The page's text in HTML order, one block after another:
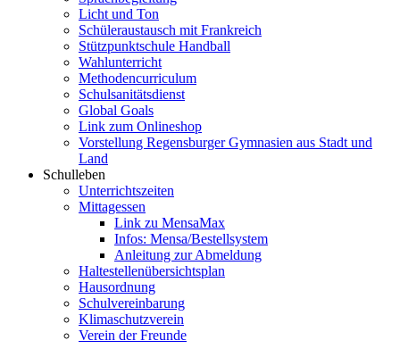
Licht und Ton
Schüleraustausch mit Frankreich
Stützpunktschule Handball
Wahlunterricht
Methodencurriculum
Schulsanitätsdienst
Global Goals
Link zum Onlineshop
Vorstellung Regensburger Gymnasien aus Stadt und
Land
Schulleben
Unterrichtszeiten
Mittagessen
Link zu MensaMax
Infos: Mensa/Bestellsystem
Anleitung zur Abmeldung
Haltestellenübersichtsplan
Hausordnung
Schulvereinbarung
Klimaschutzverein
Verein der Freunde